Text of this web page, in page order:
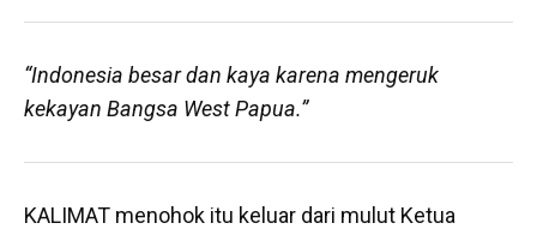
“Indonesia besar dan kaya karena mengeruk
kekayan Bangsa West Papua.”
KALIMAT menohok itu keluar dari mulut Ketua